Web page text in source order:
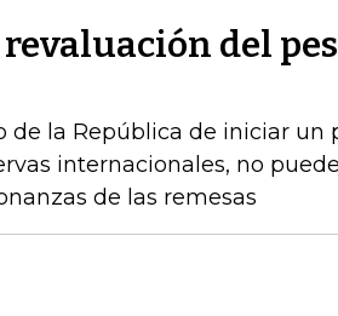
revaluación del
de la República de iniciar un
internacionales, no
de las remesas